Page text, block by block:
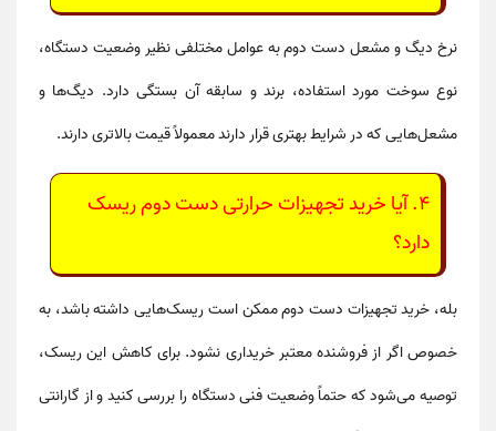
نرخ دیگ و مشعل دست دومبه عوامل مختلفی نظیر وضعیت دستگاه،
نوع سوخت مورد استفاده، برند و سابقه آن بستگی دارد. دیگ‌ها و
مشعل‌هایی که در شرایط بهتری قرار دارند معمولاً قیمت بالاتری دارند.
4. آیا خرید تجهیزات حرارتی دست دوم ریسک
دارد؟
بله، خرید تجهیزات دست دوم ممکن است ریسک‌هایی داشته باشد، به
خصوص اگر از فروشنده معتبر خریداری نشود. برای کاهش این ریسک،
توصیه می‌شود که حتماً وضعیت فنی دستگاه را بررسی کنید و از گارانتی